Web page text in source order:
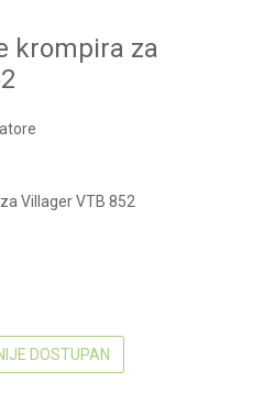
krompira za
Villager VTB 852
DOSTUPAN